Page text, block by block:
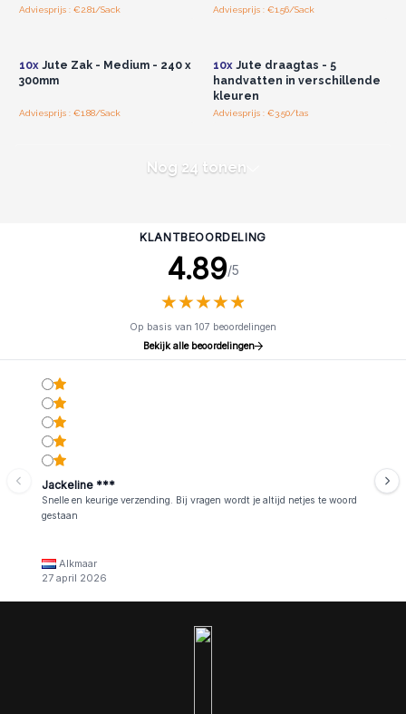
Adviesprijs : €2.81/Sack Adviesprijs : €1.56/Sack
10xJute Zak - Medium - 240 x
300mm
Adviesprijs : €1.88/Sack
10xJute draagtas - 5
handvatten in verschillende
kleuren
Adviesprijs : €3.50/tas
Nog 24 tonen
KLANTBEOORDELING
4.89/5
★★★★★
★★★★★
Op basis van 107 beoordelingen
Bekijk alle beoordelingen
Jackeline ***
Snelle en keurige verzending. Bij vragen wordt je altijd netjes te woord
gestaan
Alkmaar
27 april 2026